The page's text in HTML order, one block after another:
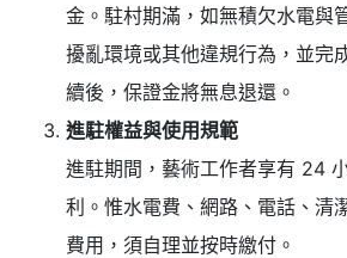
金。駐村期滿，如無積欠水電與
擾亂環境或其他違規行為，並完
續後，保證金將無息退還。
進駐權益與使用規範
進駐期間，藝術工作者享有 24
利。惟水電費、網路、電話、清
費用，須自理並按時繳付。